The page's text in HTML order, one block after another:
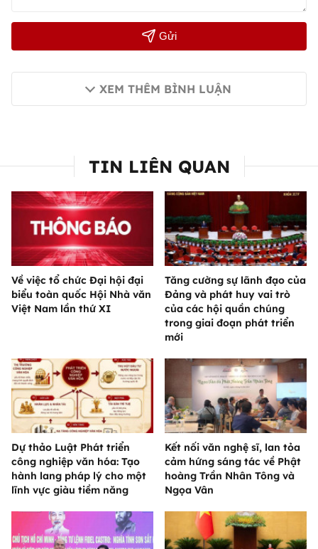
Gửi
XEM THÊM BÌNH LUẬN
TIN LIÊN QUAN
Về việc tổ chức Đại hội đại
biểu toàn quốc Hội Nhà văn
Việt Nam lần thứ XI
Tăng cường sự lãnh đạo của
Đảng và phát huy vai trò
của các hội quần chúng
trong giai đoạn phát triển
mới
Dự thảo Luật Phát triển
công nghiệp văn hóa: Tạo
hành lang pháp lý cho một
lĩnh vực giàu tiềm năng
Kết nối văn nghệ sĩ, lan tỏa
cảm hứng sáng tác về Phật
hoàng Trần Nhân Tông và
Ngọa Vân